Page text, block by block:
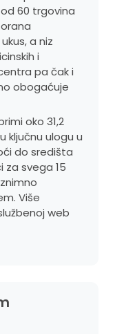
60 trgovina
a niz
i
pa čak i
obogaćuje
oko 31,2
ključnu ulogu u
do središta
svega 15
Više
web